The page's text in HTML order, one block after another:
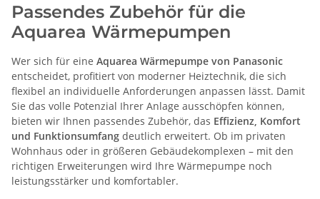
Passendes Zubehör für die
Aquarea Wärmepumpen
Wer sich für eine Aquarea Wärmepumpe von Panasonic
entscheidet, profitiert von moderner Heiztechnik, die sich
flexibel an individuelle Anforderungen anpassen lässt. Damit
Sie das volle Potenzial Ihrer Anlage ausschöpfen können,
bieten wir Ihnen passendes Zubehör, das Effizienz, Komfort
und Funktionsumfang deutlich erweitert. Ob im privaten
Wohnhaus oder in größeren Gebäudekomplexen – mit den
richtigen Erweiterungen wird Ihre Wärmepumpe noch
leistungsstärker und komfortabler.